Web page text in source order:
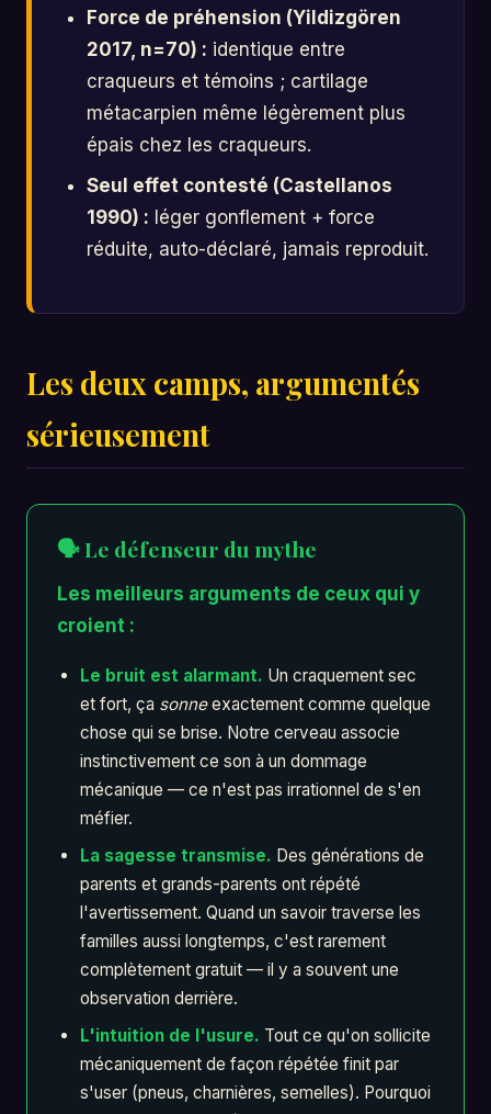
Force de préhension (Yildizgören
2017, n=70) : identique entre
craqueurs et témoins ; cartilage
métacarpien même légèrement plus
épais chez les craqueurs.
Seul effet contesté (Castellanos
1990) : léger gonflement + force
réduite, auto-déclaré, jamais reproduit.
Les deux camps, argumentés
sérieusement
🗣️ Le défenseur du mythe
Les meilleurs arguments de ceux qui y
croient :
Le bruit est alarmant. Un craquement sec
et fort, ça sonneexactement comme quelque
chose qui se brise. Notre cerveau associe
instinctivement ce son à un dommage
mécanique — ce n'est pas irrationnel de s'en
méfier.
La sagesse transmise. Des générations de
parents et grands-parents ont répété
l'avertissement. Quand un savoir traverse les
familles aussi longtemps, c'est rarement
complètement gratuit — il y a souvent une
observation derrière.
L'intuition de l'usure. Tout ce qu'on sollicite
mécaniquement de façon répétée finit par
s'user (pneus, charnières, semelles). Pourquoi